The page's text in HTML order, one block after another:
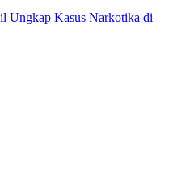
Ungkap Kasus Narkotika di